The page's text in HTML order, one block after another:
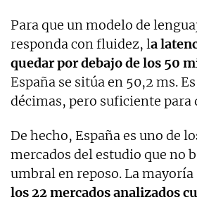
Para que un modelo de
responda con fluidez, la
quedar por debajo de los 50
España se sitúa en 50,2 ms.
décimas, pero suficiente para
De hecho, España es uno de
mercados del estudio que no
umbral en reposo. La
los 22 mercados analizados